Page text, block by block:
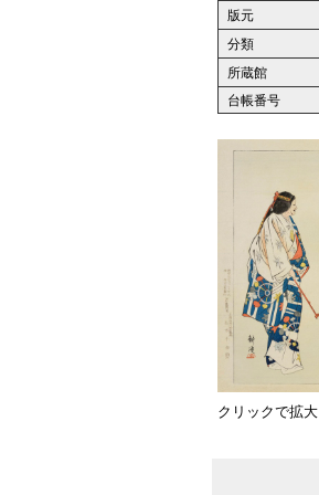
版元
分類
所蔵館
台帳番号
クリックで拡大